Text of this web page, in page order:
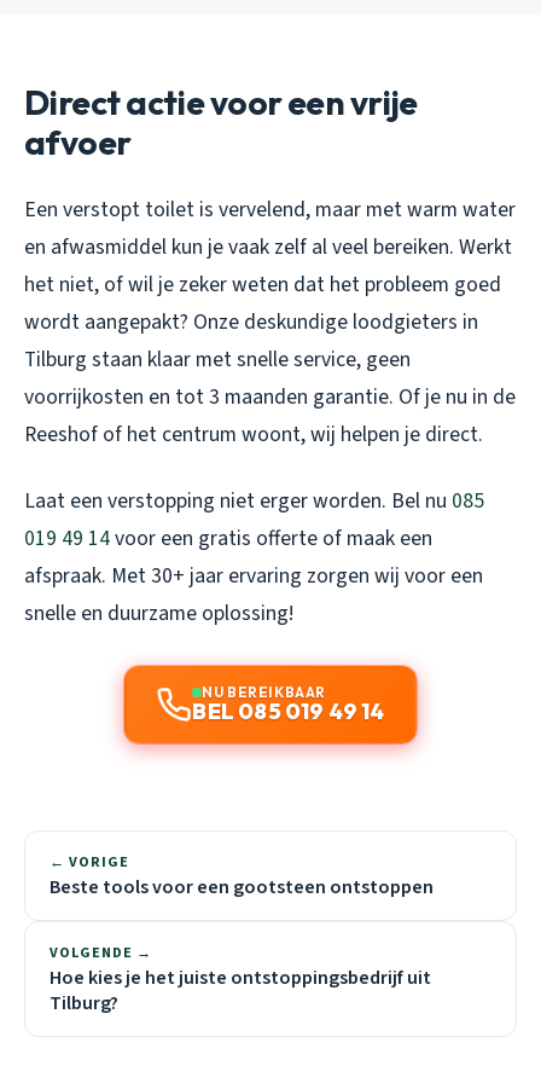
Direct actie voor een vrije
afvoer
Een verstopt toilet is vervelend, maar met warm water
en afwasmiddel kun je vaak zelf al veel bereiken. Werkt
het niet, of wil je zeker weten dat het probleem goed
wordt aangepakt? Onze deskundige loodgieters in
Tilburg staan klaar met snelle service, geen
voorrijkosten en tot 3 maanden garantie. Of je nu in de
Reeshof of het centrum woont, wij helpen je direct.
Laat een verstopping niet erger worden. Bel nu 085
019 49 14voor een gratis offerte of maak een
afspraak. Met 30+ jaar ervaring zorgen wij voor een
snelle en duurzame oplossing!
NU BEREIKBAAR
BEL 085 019 49 14
← VORIGE
Beste tools voor een gootsteen ontstoppen
VOLGENDE →
Hoe kies je het juiste ontstoppingsbedrijf uit
Tilburg?